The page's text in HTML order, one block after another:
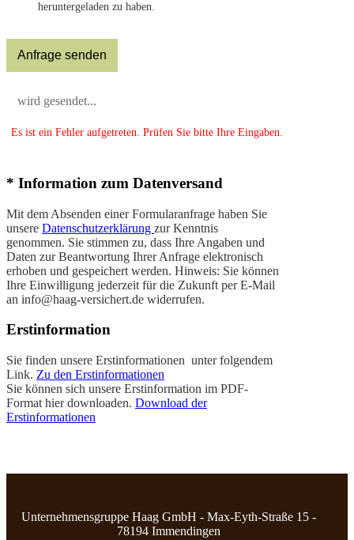
heruntergeladen zu haben.
wird gesendet...
Es ist ein Fehler aufgetreten. Prüfen Sie bitte Ihre Eingaben.
* Information zum Datenversand
Mit dem Absenden einer Formularanfrage haben Sie
unsere Datenschutzerklärung zur Kenntnis
genommen. Sie stimmen zu, dass Ihre Angaben und
Daten zur Beantwortung Ihrer Anfrage elektronisch
erhoben und gespeichert werden. Hinweis: Sie können
Ihre Einwilligung jederzeit für die Zukunft per E-Mail
an info@haag-versichert.de widerrufen.
Erstinformation
Sie finden unsere Erstinformationen unter folgendem
Link. Zu den Erstinformationen
Sie können sich unsere Erstinformation im PDF-
Format hier downloaden. Download der
Erstinformationen
Unternehmensgruppe Haag GmbH - Max-Eyth-Straße 15 -
78194 Immendingen